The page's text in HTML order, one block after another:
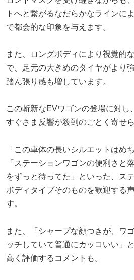
トへと繋がるなだらかなラインに
で都会的な印象を与えます。
また、ロングボディにより視覚的
で、足元の大きめのタイヤがより
踏ん張り感も増しています。
この斬新なEVワゴンの登場に対し
すぐさま反響が殺到のごとく寄せら
「この車体の長いシルエットはめ
「ステーションワゴンの便利さと
をずっと待ってた」といった、ス
ボディタイプそのものを歓迎する
す。
また、「シャープな顔つきが、ワ
ッチしていて普通にカッコいい」
高く評価するコメントも。